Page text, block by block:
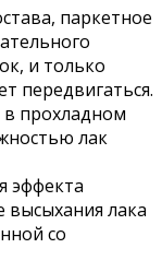
паркетное
и только
передвигаться.
прохладном
лак
эффекта
высыхания лака
со